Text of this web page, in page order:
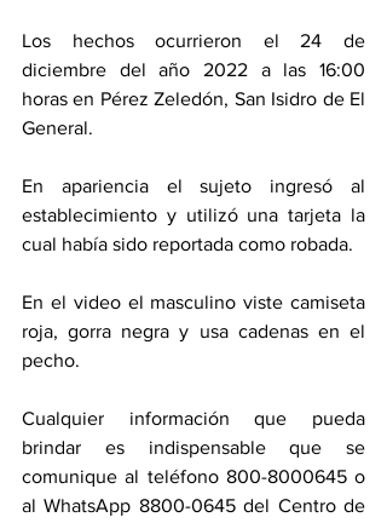
Los hechos ocurrieron el 24 de
diciembre del año 2022 a las 16:00
horas en Pérez Zeledón, San Isidro de El
General.
En apariencia el sujeto ingresó al
establecimiento y utilizó una tarjeta la
cual había sido reportada como robada.
En el video el masculino viste camiseta
roja, gorra negra y usa cadenas en el
pecho.
Cualquier información que pueda
brindar es indispensable que se
comunique al teléfono 800-8000645 o
al WhatsApp 8800-0645 del Centro de